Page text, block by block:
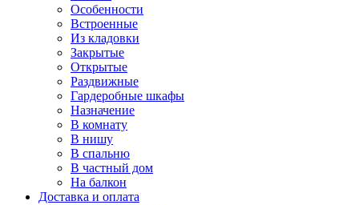
Особенности
Встроенные
Из кладовки
Закрытые
Открытые
Раздвижные
Гардеробные шкафы
Назначение
В комнату
В нишу
В спальню
В частный дом
На балкон
Доставка и оплата